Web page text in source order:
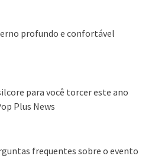
profundo e confortável
para você torcer este ano
Plus News
frequentes sobre o evento